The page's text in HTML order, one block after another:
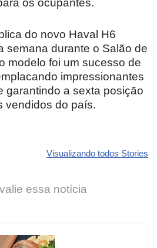
os ocupantes.
do novo Haval H6
semana durante o Salão de
modelo foi um sucesso de
impressionantes
garantindo a sexta posição
vendidos do país.
Visualizando todos Stories
Dodge pode ter
de emoção
que
essa notícia